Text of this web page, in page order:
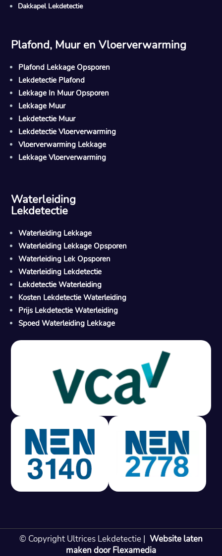
M
Gratis offerte in 24 uur
Geen lekkage? Geen betaling.
Vast tarief van € 395,- exc btw.
Rapport binnen 3 werkdagen.
100% RIsicovrij.
Vaak vergoed door verzekeraar.
Gratis offerte in 24 uur
Dakkapel Lekdetectie
Plafond, Muur en Vloerverwarming
Plafond Lekkage Opsporen
Lekdetectie Plafond
Lekkage In Muur Opsporen
Lekkage Muur
Lekdetectie Muur
Lekdetectie Vloerverwarming
Vloerverwarming Lekkage
Lekkage Vloerverwarming
Waterleiding
Lekdetectie
Waterleiding Lekkage
Waterleiding Lekkage Opsporen
Waterleiding Lek Opsporen
Waterleiding Lekdetectie
Lekdetectie Waterleiding
Kosten Lekdetectie Waterleiding
Prijs Lekdetectie Waterleiding
Spoed Waterleiding Lekkage
© Copyright Ultrices Lekdetectie | Website laten
maken door Flexamedia